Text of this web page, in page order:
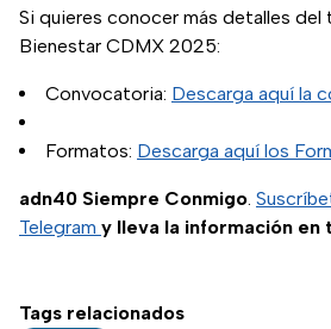
Si quieres conocer más detalles del
Bienestar CDMX 2025:
Convocatoria: Descarga aquí la
Formatos: Descarga aquí los
adn40 Siempre Conmigo
Telegram y lleva la información en
Tags relacionados